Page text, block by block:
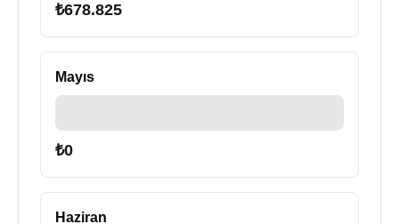
₺678.825
Mayıs
₺0
Haziran